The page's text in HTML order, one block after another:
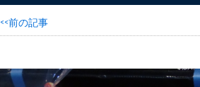
<<前の記事